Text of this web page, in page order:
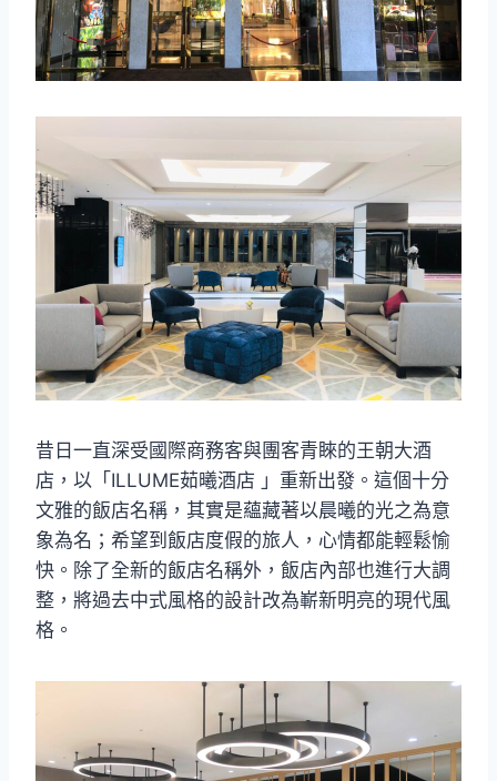
昔日一直深受國際商務客與團客青睞的王朝大酒
店，以「ILLUME茹曦酒店 」重新出發。這個十分
文雅的飯店名稱，其實是蘊藏著以晨曦的光之為意
象為名；希望到飯店度假的旅人，心情都能輕鬆愉
快。除了全新的飯店名稱外，飯店內部也進行大調
整，將過去中式風格的設計改為嶄新明亮的現代風
格。